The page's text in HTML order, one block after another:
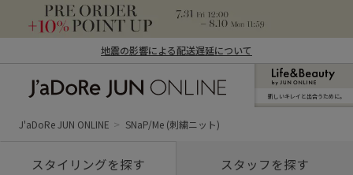
地震の影響による配送遅延について
ン オンライン）
新しいキレイと出合うために。
J'aDoRe JUN ONLINE SNaP/Me (刺繍ニット)
スタイリングを探す スタッフを探す